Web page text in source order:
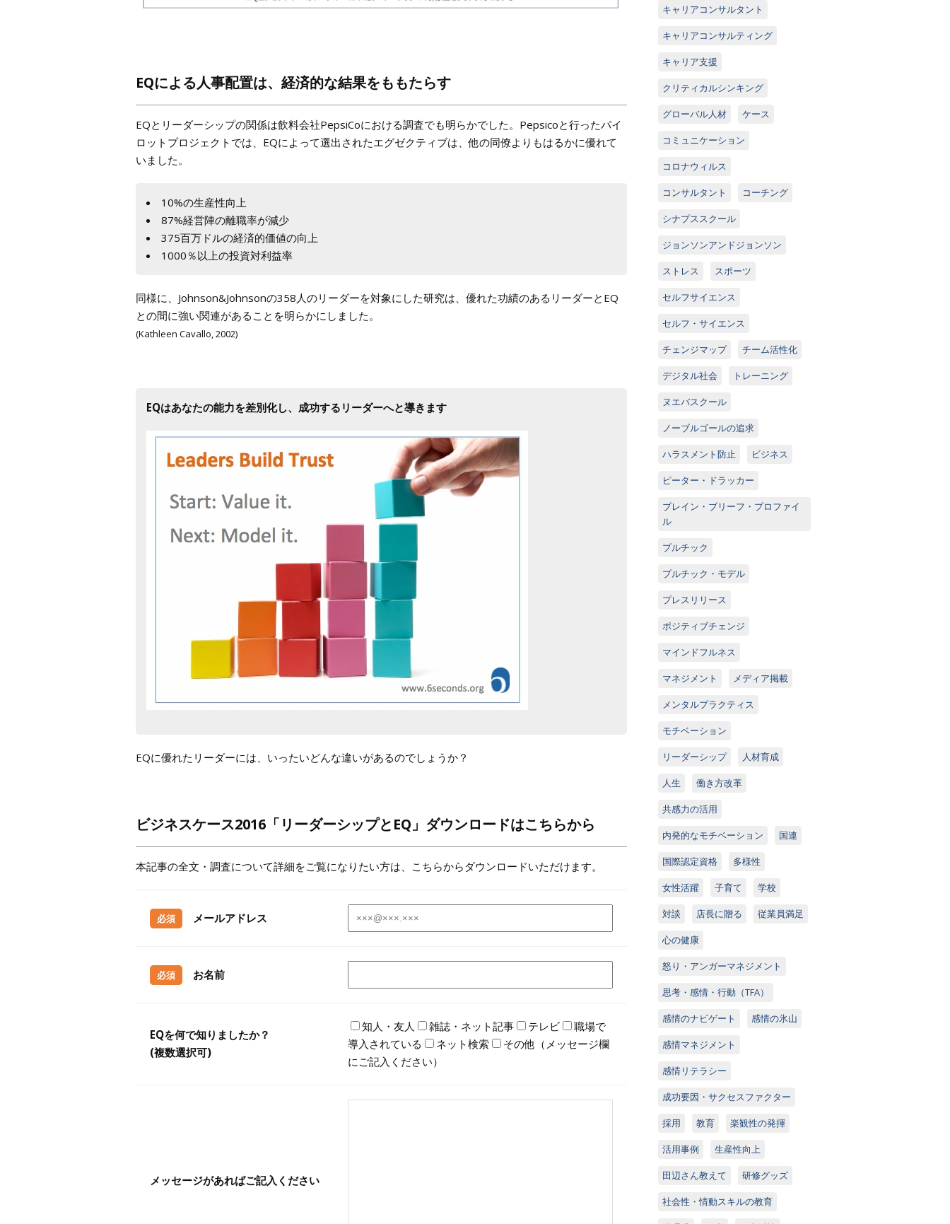
EQによる人事配置は、経済的な結果をももたらす
EQとリーダーシップの関係は飲料会社PepsiCoにおける調査でも明らかでした。Pepsicoと行ったパイ
ロットプロジェクトでは、EQによって選出されたエグゼクティブは、他の同僚よりもはるかに優れて
いました。
10%の生産性向上
87%経営陣の離職率が減少
375百万ドルの経済的価値の向上
1000％以上の投資対利益率
同様に、Johnson&Johnsonの358人のリーダーを対象にした研究は、優れた功績のあるリーダーとEQ
との間に強い関連があることを明らかにしました。
(Kathleen Cavallo, 2002)
EQはあなたの能力を差別化し、成功するリーダーへと導きます
EQに優れたリーダーには、いったいどんな違いがあるのでしょうか？
ビジネスケース2016「リーダーシップとEQ」ダウンロードはこちらから
本記事の全文・調査について詳細をご覧になりたい方は、こちらからダウンロードいただけます。
必須 メールアドレス
必須 お名前
EQを何で知りましたか？
(複数選択可)
知人・友人 雑誌・ネット記事 テレビ
職場で
導入されている
ネット検索
その他（メッセージ欄
にご記入ください）
メッセージがあればご記入ください
キャリアコンサルタント
キャリアコンサルティング
キャリア支援
クリティカルシンキング
グローバル人材 ケース
コミュニケーション
コロナウィルス
コンサルタント コーチング
シナプススクール
ジョンソンアンドジョンソン
ストレス スポーツ
セルフサイエンス
セルフ・サイエンス
チェンジマップ チーム活性化
デジタル社会 トレーニング
ヌエバスクール
ノーブルゴールの追求
ハラスメント防止 ビジネス
ピーター・ドラッカー
ブレイン・ブリーフ・プロファイ
ル
プルチック
プルチック・モデル
プレスリリース
ポジティブチェンジ
マインドフルネス
マネジメント メディア掲載
メンタルプラクティス
モチベーション
リーダーシップ 人材育成
人生 働き方改革
共感力の活用
内発的なモチベーション 国連
国際認定資格 多様性
女性活躍 子育て 学校
対談 店長に贈る 従業員満足
心の健康
怒り・アンガーマネジメント
思考・感情・行動（TFA）
感情のナビゲート 感情の氷山
感情マネジメント
感情リテラシー
成功要因・サクセスファクター
採用 教育 楽観性の発揮
活用事例 生産性向上
田辺さん教えて 研修グッズ
社会性・情動スキルの教育